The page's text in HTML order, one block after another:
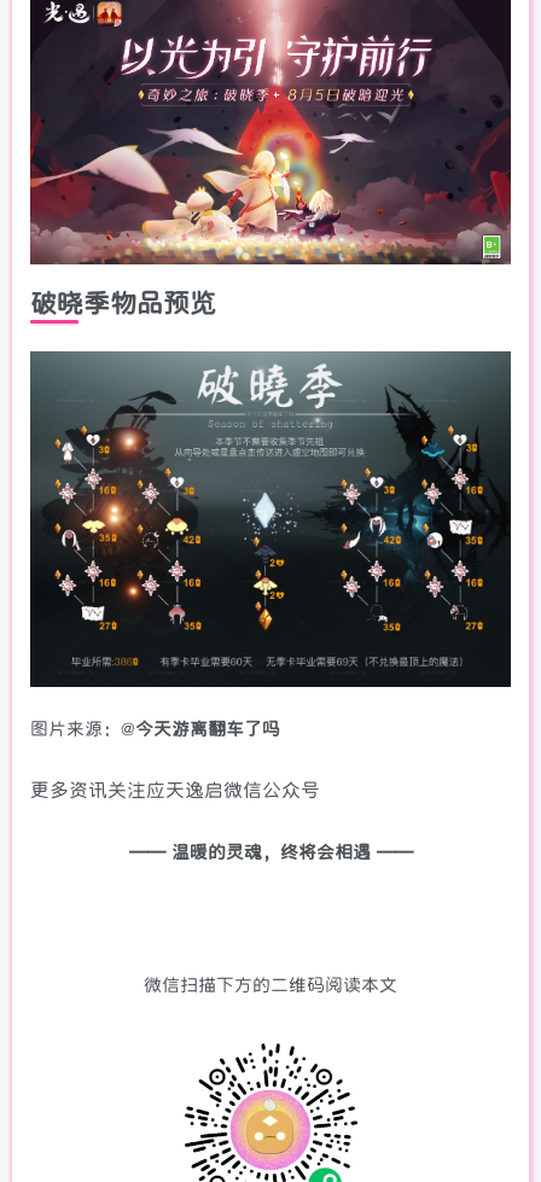
破晓季物品预览
图片来源：@今天游离翻车了吗
更多资讯关注应天逸启微信公众号
—— 温暖的灵魂，终将会相遇 ——
微信扫描下方的二维码阅读本文